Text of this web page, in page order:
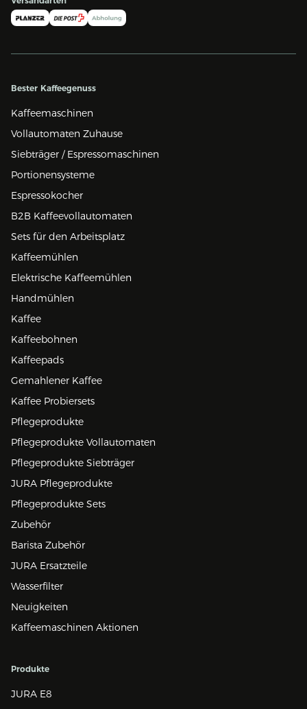
Bester Kaffeegenuss
Kaffeemaschinen
Vollautomaten Zuhause
Siebträger / Espressomaschinen
Portionensysteme
Espressokocher
B2B Kaffeevollautomaten
Sets für den Arbeitsplatz
Kaffeemühlen
Elektrische Kaffeemühlen
Handmühlen
Kaffee
Kaffeebohnen
Kaffeepads
Gemahlener Kaffee
Kaffee Probiersets
Pflegeprodukte
Pflegeprodukte Vollautomaten
Pflegeprodukte Siebträger
JURA Pflegeprodukte
Pflegeprodukte Sets
Zubehör
Barista Zubehör
JURA Ersatzteile
Wasserfilter
Neuigkeiten
Kaffeemaschinen Aktionen
Produkte
JURA E8